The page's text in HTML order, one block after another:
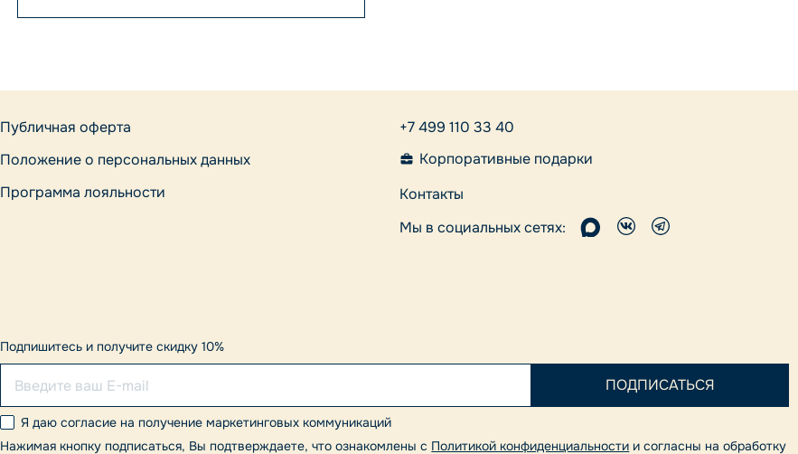
Публичная оферта
Положение о персональных данных
Программа лояльности
+7 499 110 33 40
Корпоративные подарки
Контакты
Мы в социальных сетях:
Подпишитесь и получите скидку 10%
Я даю согласие на получение маркетинговых коммуникаций
Нажимая кнопку подписаться, Вы подтверждаете, что ознакомлены с Политикой конфиденциальности и согласны на обработку